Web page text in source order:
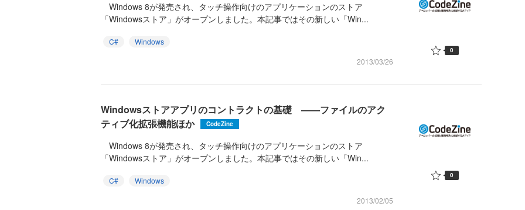
Windows 8が発売され、タッチ操作向けのアプリケーションのストア
「Windowsストア」がオープンしました。本記事ではその新しい「Win...
C#
Windows
2013/03/26
0
Windowsストアアプリのコントラクトの基礎 ――ファイルのアク
ティブ化拡張機能ほか
CodeZine
Windows 8が発売され、タッチ操作向けのアプリケーションのストア
「Windowsストア」がオープンしました。本記事ではその新しい「Win...
C#
Windows
2013/02/05
0